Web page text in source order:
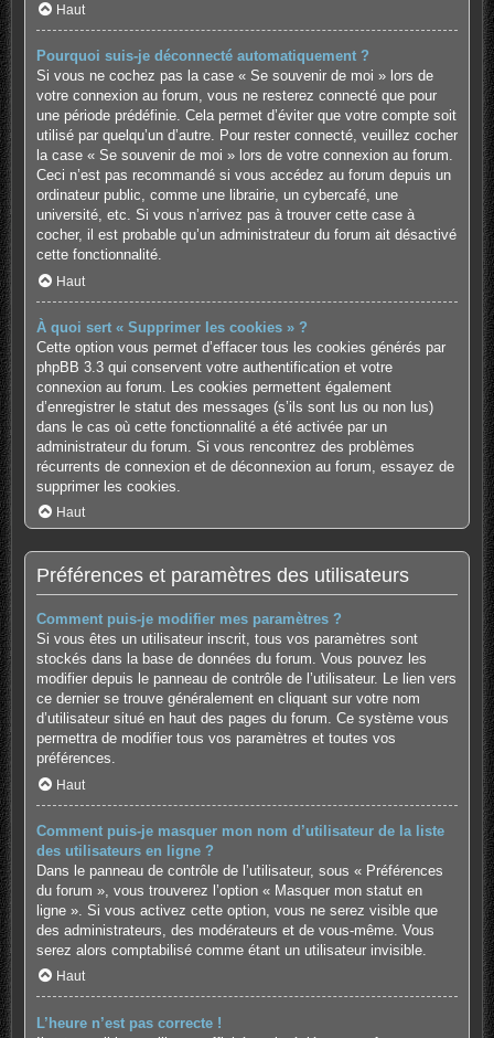
Haut
Pourquoi suis-je déconnecté automatiquement ?
Si vous ne cochez pas la case « Se souvenir de moi » lors de
votre connexion au forum, vous ne resterez connecté que pour
une période prédéfinie. Cela permet d’éviter que votre compte soit
utilisé par quelqu’un d’autre. Pour rester connecté, veuillez cocher
la case « Se souvenir de moi » lors de votre connexion au forum.
Ceci n’est pas recommandé si vous accédez au forum depuis un
ordinateur public, comme une librairie, un cybercafé, une
université, etc. Si vous n’arrivez pas à trouver cette case à
cocher, il est probable qu’un administrateur du forum ait désactivé
cette fonctionnalité.
Haut
À quoi sert « Supprimer les cookies » ?
Cette option vous permet d’effacer tous les cookies générés par
phpBB 3.3 qui conservent votre authentification et votre
connexion au forum. Les cookies permettent également
d’enregistrer le statut des messages (s’ils sont lus ou non lus)
dans le cas où cette fonctionnalité a été activée par un
administrateur du forum. Si vous rencontrez des problèmes
récurrents de connexion et de déconnexion au forum, essayez de
supprimer les cookies.
Haut
Préférences et paramètres des utilisateurs
Comment puis-je modifier mes paramètres ?
Si vous êtes un utilisateur inscrit, tous vos paramètres sont
stockés dans la base de données du forum. Vous pouvez les
modifier depuis le panneau de contrôle de l’utilisateur. Le lien vers
ce dernier se trouve généralement en cliquant sur votre nom
d’utilisateur situé en haut des pages du forum. Ce système vous
permettra de modifier tous vos paramètres et toutes vos
préférences.
Haut
Comment puis-je masquer mon nom d’utilisateur de la liste
des utilisateurs en ligne ?
Dans le panneau de contrôle de l’utilisateur, sous « Préférences
du forum », vous trouverez l’option « Masquer mon statut en
ligne ». Si vous activez cette option, vous ne serez visible que
des administrateurs, des modérateurs et de vous-même. Vous
serez alors comptabilisé comme étant un utilisateur invisible.
Haut
L’heure n’est pas correcte !